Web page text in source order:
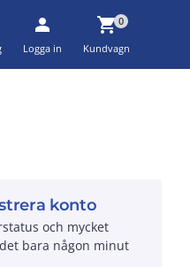
person
Logga in
shopping_cart0
Kundvagn
konto
och mycket
bara någon minut